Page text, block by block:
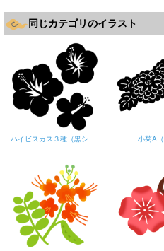
同じカテゴリのイラスト
小菊A（